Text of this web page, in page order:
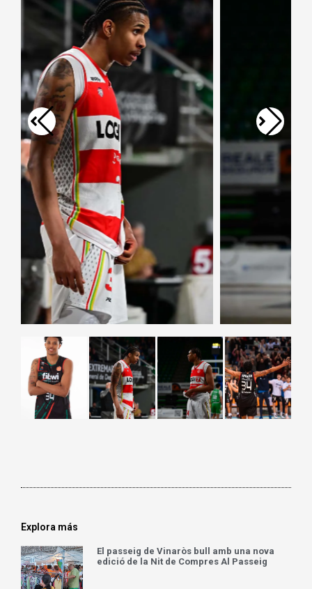
Explora más
El passeig de Vinaròs bull amb una nova
edició de la Nit de Compres Al Passeig